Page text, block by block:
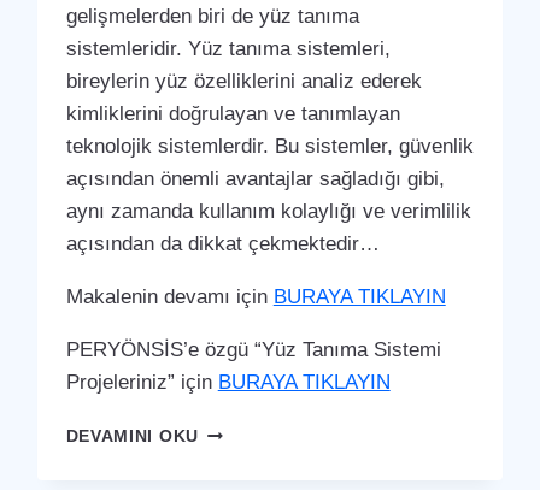
gelişmelerden biri de yüz tanıma
sistemleridir. Yüz tanıma sistemleri,
bireylerin yüz özelliklerini analiz ederek
kimliklerini doğrulayan ve tanımlayan
teknolojik sistemlerdir. Bu sistemler, güvenlik
açısından önemli avantajlar sağladığı gibi,
aynı zamanda kullanım kolaylığı ve verimlilik
açısından da dikkat çekmektedir…
Makalenin devamı için BURAYA TIKLAYIN
PERYÖNSİS’e özgü “Yüz Tanıma Sistemi
Projeleriniz” için BURAYA TIKLAYIN
DEVAMINI OKUBAYAT